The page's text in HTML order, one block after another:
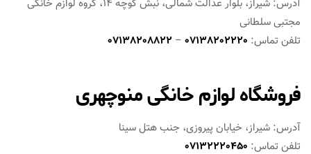
آدرس: شیراز، بلوار عدالت شمالی، نبش کوچه 14، گروه لوازم خانگی
مجتبی سلطانی
تلفن تماس: 07138202220
–
07138208822
فروشگاه لوازم خانگی منوچهری
آدرس: شیراز، خیابان پیروزی، جنب هتل سینا
تلفن تماس: 07132220450